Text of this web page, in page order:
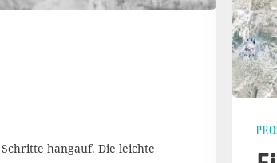
hangauf. Die leichte